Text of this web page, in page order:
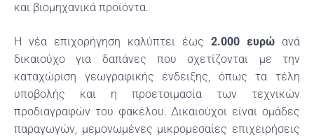
και βιομηχανικά προϊόντα.
Η νέα επιχορήγηση καλύπτει έως 2.000 ευρώ ανά
δικαιούχο για δαπάνες που σχετίζονται με την
καταχώριση γεωγραφικής ένδειξης, όπως τα τέλη
υποβολής και η προετοιμασία των τεχνικών
προδιαγραφών του φακέλου. Δικαιούχοι είναι ομάδες
παραγωγών, μεμονωμένες μικρομεσαίες επιχειρήσεις